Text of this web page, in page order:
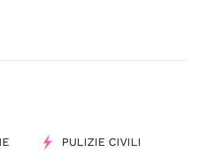
PULIZIE CIVILI